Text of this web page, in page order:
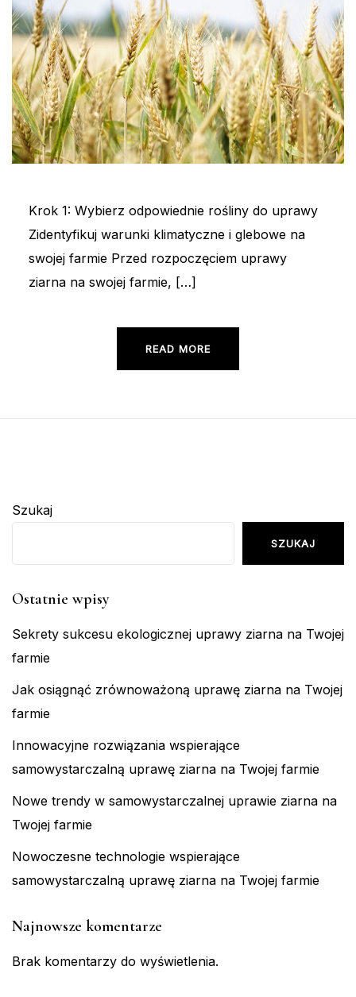
Krok 1: Wybierz odpowiednie rośliny do uprawy
Zidentyfikuj warunki klimatyczne i glebowe na
swojej farmie Przed rozpoczęciem uprawy
ziarna na swojej farmie, […]
READ MORE
Szukaj
SZUKAJ
Ostatnie wpisy
Sekrety sukcesu ekologicznej uprawy ziarna na Twojej
farmie
Jak osiągnąć zrównoważoną uprawę ziarna na Twojej
farmie
Innowacyjne rozwiązania wspierające
samowystarczalną uprawę ziarna na Twojej farmie
Nowe trendy w samowystarczalnej uprawie ziarna na
Twojej farmie
Nowoczesne technologie wspierające
samowystarczalną uprawę ziarna na Twojej farmie
Najnowsze komentarze
Brak komentarzy do wyświetlenia.